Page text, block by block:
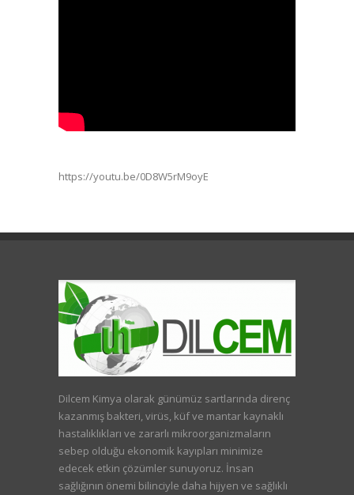
https://youtu.be/0D8W5rM9oyE
Dilcem Kimya olarak günümüz sartlarında direnç
kazanmış bakteri, virüs, küf ve mantar kaynaklı
hastalıklıkları ve zararlı mikroorganizmaların
sebep olduğu ekonomik kayıpları minimize
edecek etkin çözümler sunuyoruz. İnsan
sağlığının önemi bilinciyle daha hijyen ve sağlıklı